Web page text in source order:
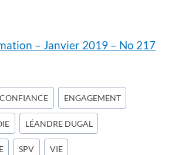
– Janvier 2019 – No 217
CONFIANCE ENGAGEMENT
LÉANDRE DUGAL
SPV VIE